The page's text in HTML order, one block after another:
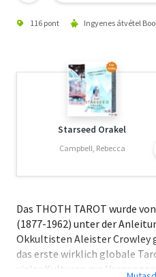
116 pont Ingyenes átvétel
Starseed Orakel
Campbell, Rebecca
Das THOTH TAROT wurde
(1877-1962) unter der
Okkultisten Aleister Crowley
das erste wirklich globale
vieler Kulturen aus